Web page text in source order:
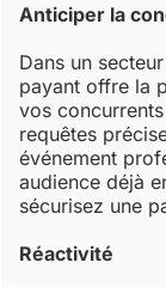
Anticiper la
Dans un
payant offre la
vos
requêtes
événement
audience déjà
sécurisez une
Réactivité